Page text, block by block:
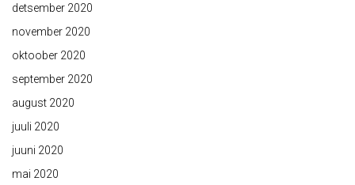
detsember 2020
november 2020
oktoober 2020
september 2020
august 2020
juuli 2020
juuni 2020
mai 2020